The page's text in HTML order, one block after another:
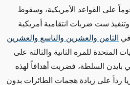
على القواعد الأمريكية، وسقوط
وتنفيذ ست ضربات انتقامية أمريكية
الثامن والعشرين والتاسع والعشرين
المتحدة للمرة الثانية والثالثة على
بايدن السلطة، فضربت أهدافاً لهذه
رداً على زيادة هجمات الطائرات بدون